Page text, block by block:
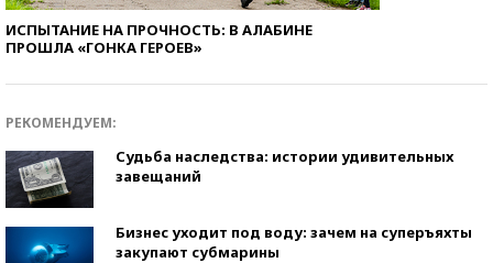
ИСПЫТАНИЕ НА ПРОЧНОСТЬ: В АЛАБИНЕ
ПРОШЛА «ГОНКА ГЕРОЕВ»
РЕКОМЕНДУЕМ:
Судьба наследства: истории удивительных
завещаний
Бизнес уходит под воду: зачем на суперъяхты
закупают субмарины